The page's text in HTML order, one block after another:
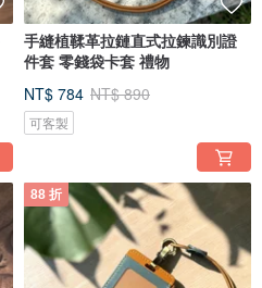
手縫植鞣革拉鏈直式拉鍊識別證
件套 零錢袋卡套 禮物
NT$ 784 NT$ 890
可客製
88 折